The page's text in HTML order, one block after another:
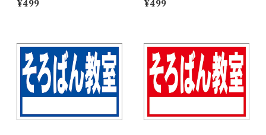
クール・教室・塾】
¥499
クール・教室・塾】
¥499